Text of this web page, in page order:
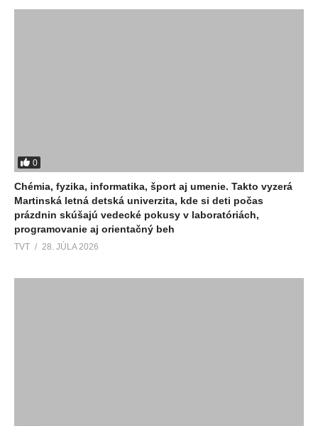
0
Chémia, fyzika, informatika, šport aj umenie. Takto vyzerá
Martinská letná detská univerzita, kde si deti počas
prázdnin skúšajú vedecké pokusy v laboratóriách,
programovanie aj orientačný beh
TVT 28. JÚLA 2026